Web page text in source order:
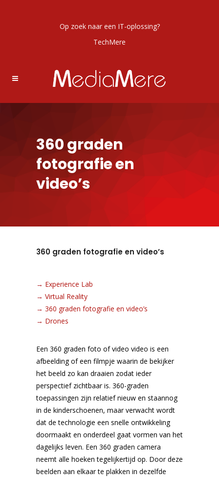
Op zoek naar een IT-oplossing?
TechMere
360 graden
fotografie en
video’s
360 graden fotografie en video’s
→ Experience Lab
→ Virtual Reality
→ 360 graden fotografie en video’s
→ Drones
Een 360 graden foto of video video is een
afbeelding of een filmpje waarin de bekijker
het beeld zo kan draaien zodat ieder
perspectief zichtbaar is. 360-graden
toepassingen zijn relatief nieuw en staannog
in de kinderschoenen, maar verwacht wordt
dat de technologie een snelle ontwikkeling
doormaakt en onderdeel gaat vormen van het
dagelijks leven. Een 360 graden camera
neemt alle hoeken tegelijkertijd op. Door deze
beelden aan elkaar te plakken in dezelfde